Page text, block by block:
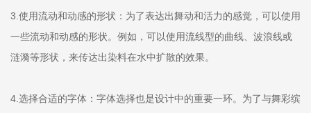
3.使用流动和动感的形状：为了表达出舞动和活力的感觉，可以使用
一些流动和动感的形状。例如，可以使用流线型的曲线、波浪线或
涟漪等形状，来传达出染料在水中扩散的效果。
4.选择合适的字体：字体选择也是设计中的重要一环。为了与舞彩缤